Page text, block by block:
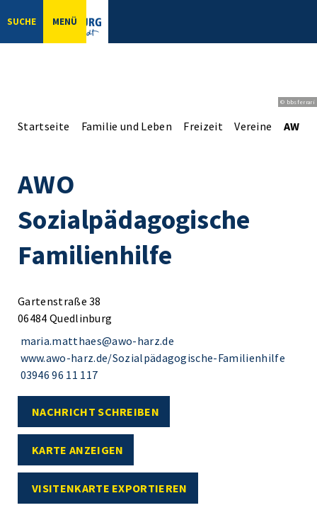
SUCHE MENÜ
© bbsferrari
Startseite Familie und Leben Freizeit Vereine AWO
AWO
Sozialpädagogische
Familienhilfe
Gartenstraße 38
06484 Quedlinburg
maria.matthaes@awo-harz.de
www.awo-harz.de/Sozialpädagogische-Familienhilfe
03946 96 11 117
NACHRICHT SCHREIBEN
KARTE ANZEIGEN
VISITENKARTE EXPORTIEREN